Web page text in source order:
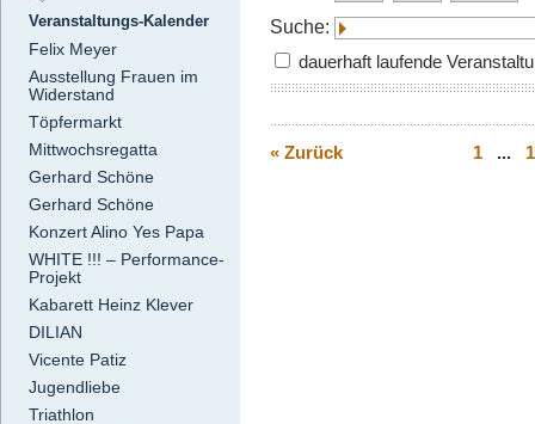
Veranstaltungs-Kalender
Felix Meyer
Ausstellung Frauen im
Widerstand
Töpfermarkt
Mittwochsregatta
Gerhard Schöne
Gerhard Schöne
Konzert Alino Yes Papa
WHITE !!! – Performance-
Projekt
Kabarett Heinz Klever
DILIAN
Vicente Patiz
Jugendliebe
Triathlon
Suche:
dauerhaft laufende
« Zurück 1...